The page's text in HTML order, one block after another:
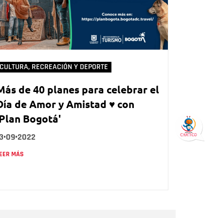
CULTURA, RECREACIÓN Y DEPORTE
de 40 planes para celebrar el
de Amor y Amistad ♥️ con
Bogotá'
MÁS